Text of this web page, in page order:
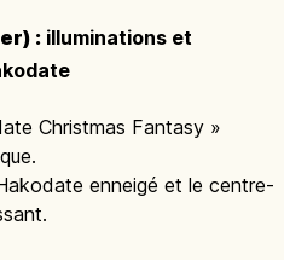
: illuminations et
Christmas Fantasy »
enneigé et le centre-